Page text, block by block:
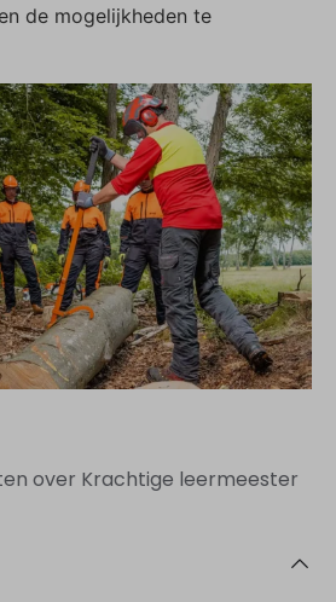
de mogelijkheden te
over Krachtige leermeester